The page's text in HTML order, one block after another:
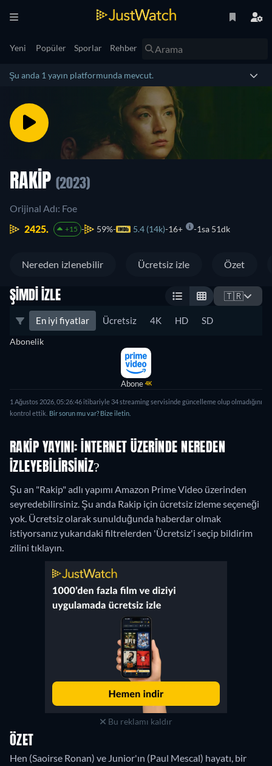
Yeni Popüler Sporlar Rehber
Şu anda 1 yayın platformunda mevcut.
RAKIP (2023)
Orijinal Adı: Foe
2425.
+15 59% 5.4 (14k) 16+ 1sa 51dk
Nereden izlenebilir Ücretsiz izle Özet
ŞIMDI İZLE 🇹🇷
En iyi fiyatlar Ücretsiz 4K HD SD
Abonelik
Abone 4K
1 Ağustos 2026, 05:26:46 itibariyle 34 streaming servisinde güncelleme olup olmadığını
kontrol ettik. Bir sorun mu var? Bize iletin.
RAKIP YAYINI: İNTERNET ÜZERINDE NEREDEN
IZLEYEBILIRSINIZ?
Şu an "Rakip" adlı yapımı Amazon Prime Video üzerinden
seyredebilirsiniz. Şu anda Rakip için ücretsiz izleme seçeneği
yok. Ücretsiz olarak sunulduğunda haberdar olmak
istiyorsanız yukarıdaki filtrelerden 'Ücretsiz'i seçip bildirim
zilini tıklayın.
Bu reklamı kaldır
ÖZET
Hen (Saoirse Ronan) ve Junior'ın (Paul Mescal) hayatı, bir